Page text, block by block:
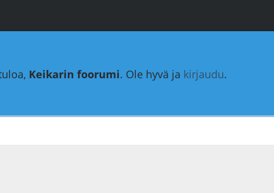
Keikarin foorumi. Ole hyvä ja kirjaudu.